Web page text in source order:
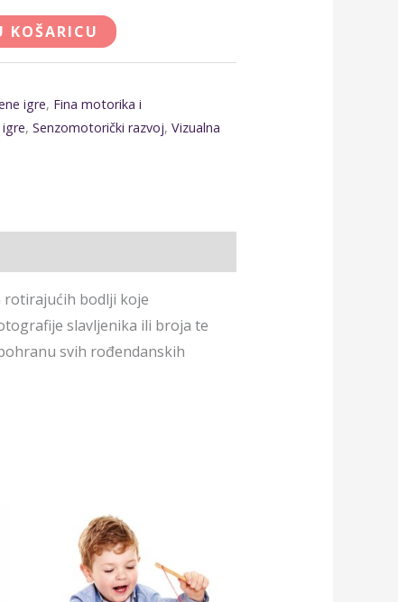
KOŠARICU
igre, Fina motorika i
,Senzomotorički razvoj,Vizualna
rotirajućih bodlji koje
slavljenika ili broja te
svih rođendanskih